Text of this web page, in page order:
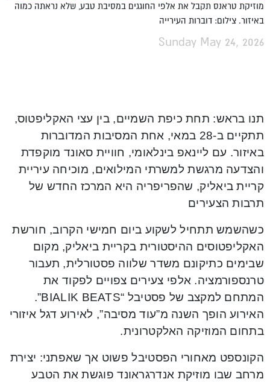
מוזיקת טראנס תקבל את אלפי החוגגים במסיבת טבע, שלא נראתה כמוה
באיזור. צילום: דוברות העירייה
Sunday May 24, 2026
תנו בראש: תחת כיפת השמיים, בין עצי האקליפטוס,
תתקיים ב-28 במאי, אחת המסיבות המדוברות
באיזור. עם ליינאפ בינלאומי, חוויית סאונד מוקפדת
והצדעה מרגשת למשרתי המילואים, מוכיחה עיריית
קריית ביאליק, שהפריפריה היא המרכז החדש של
תרבות הצעירים
כשהשמש תתחיל לשקוע ביום חמישי הקרוב, חורשת
האקליפטוסים ההיסטורית בקריית ביאליק, מקום
שבימים כתיקונם משדר שלווה פסטורלית, תעבור
טרנספורמציה. אלפי צעירים צפויים לפקוד את
המתחם למקצב של פסטיבל “BIALIK BEATS”.
האירוע הופך השנה מ”עוד מסיבה”, לאירוע דגל איזורי
בתחום המוזיקה האלקטרונית.
הקונספט מאחורי הפסטיבל פשוט אך שאפתני: יצירת
מרחב שבו מוזיקת אנדרגראונד פוגשת את הטבע